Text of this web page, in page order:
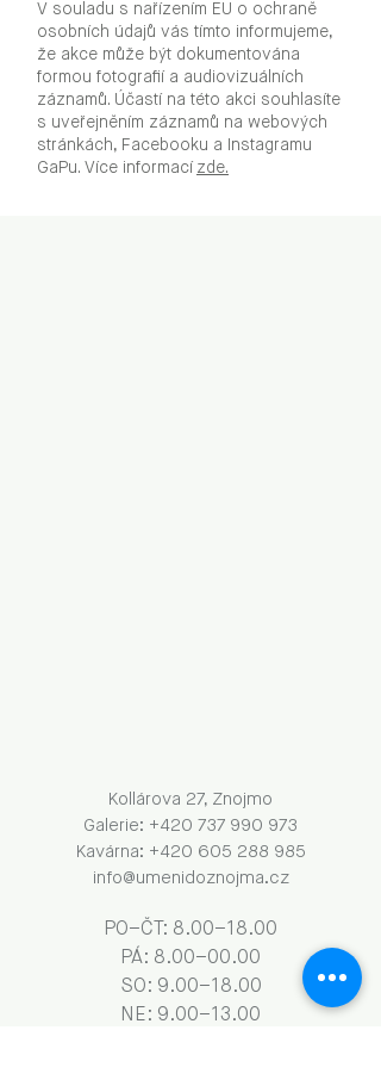
V souladu s nařízením EU o ochraně
osobních údajů vás tímto informujeme,
že akce může být dokumentována
formou fotografií a audiovizuálních
záznamů. Účastí na této akci souhlasíte
s uveřejněním záznamů na webových
stránkách, Facebooku a Instagramu
GaPu. Více informací zde.
Kollárova 27, Znojmo
Galerie: +420 737 990 973
Kavárna: +420 605 288 985
info@umenidoznojma.cz
PO–ČT: 8.00–18.00
​​​PÁ: 8.00–00.00
SO: 9.00–18.00
NE: 9.00–13.00